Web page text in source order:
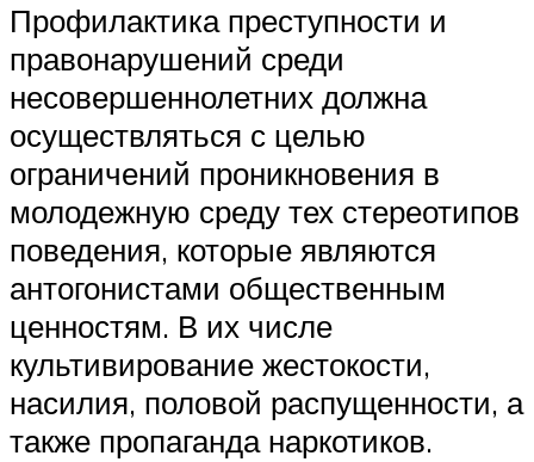
Профилактика преступности и
правонарушений среди
несовершеннолетних должна
осуществляться с целью
ограничений проникновения в
молодежную среду тех стереотипов
поведения, которые являются
антогонистами общественным
ценностям. В их числе
культивирование жестокости,
насилия, половой распущенности, а
также пропаганда наркотиков.